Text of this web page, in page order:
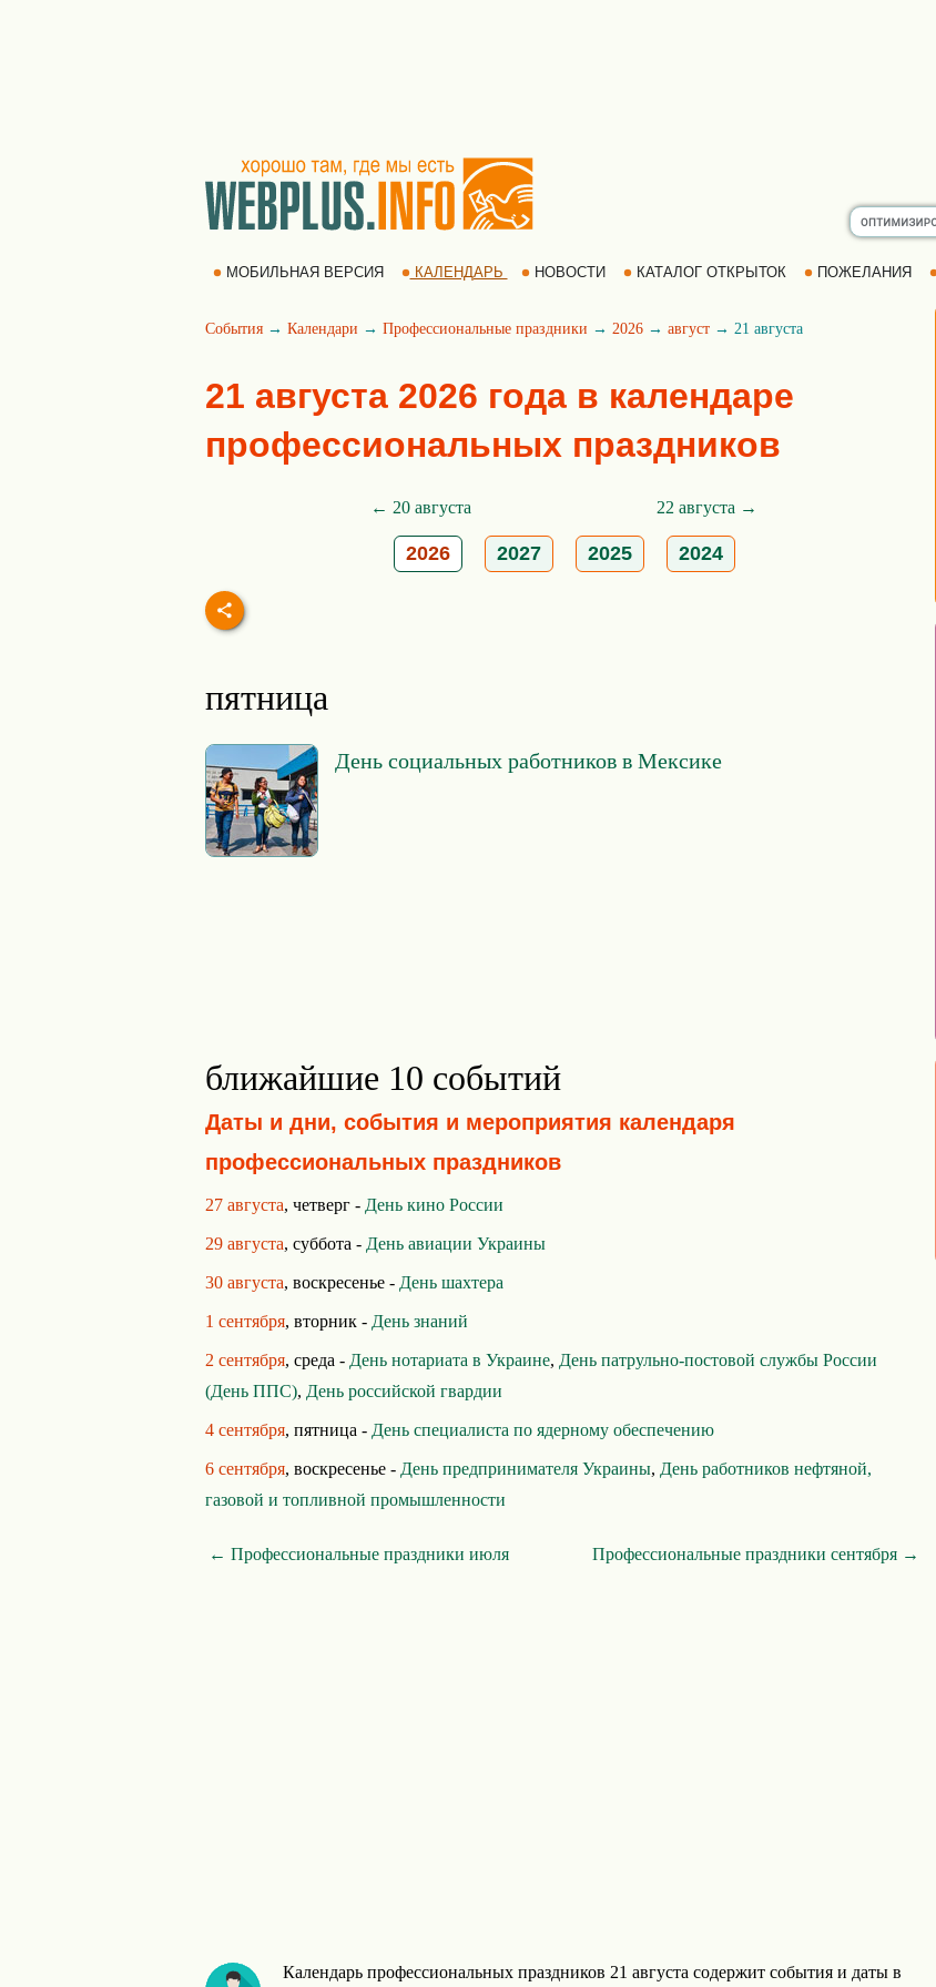
МОБИЛЬНАЯ ВЕРСИЯ КАЛЕНДАРЬ НОВОСТИ КАТАЛОГ ОТКРЫТОК ПОЖЕЛАНИЯ
События → Календари → Профессиональные праздники → 2026 → август → 21 августа
21 августа 2026 года в календаре
профессиональных праздников
← 20 августа 22 августа →
2026 2027 2025 2024
пятница
День социальных работников в Мексике
ближайшие 10 событий
Даты и дни, события и мероприятия календаря
профессиональных праздников
27 августа, четверг - День кино России
29 августа, суббота - День авиации Украины
30 августа, воскресенье - День шахтера
1 сентября, вторник - День знаний
2 сентября, среда - День нотариата в Украине, День патрульно-постовой службы России
(День ППС), День российской гвардии
4 сентября, пятница - День специалиста по ядерному обеспечению
6 сентября, воскресенье - День предпринимателя Украины, День работников нефтяной,
газовой и топливной промышленности
← Профессиональные праздники июля Профессиональные праздники сентября →
Календарь профессиональных праздников 21 августа содержит события и даты в